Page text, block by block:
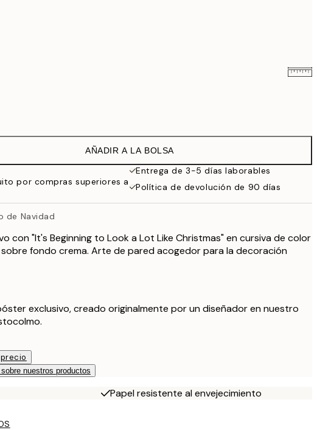
13 €
19,95 €
cm 13,73 €
AÑADIR A LA BOLSA
Entrega de 3-5 días laborables
por compras superiores a
Política de devolución de 90 días
de Navidad
con "It's Beginning to Look a Lot Like Christmas" en cursiva de color
fondo crema. Arte de pared acogedor para la decoración
exclusivo, creado originalmente por un diseñador en nuestro
nuestros productos
Papel resistente al envejecimiento